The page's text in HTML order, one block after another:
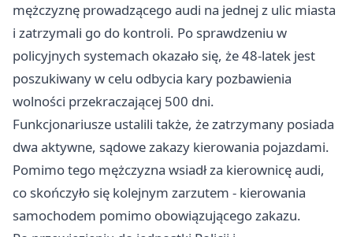
mężczyznę prowadzącego audi na jednej z ulic miasta
i zatrzymali go do kontroli. Po sprawdzeniu w
policyjnych systemach okazało się, że 48‑latek jest
poszukiwany w celu odbycia kary pozbawienia
wolności przekraczającej 500 dni.
Funkcjonariusze ustalili także, że zatrzymany posiada
dwa aktywne, sądowe zakazy kierowania pojazdami.
Pomimo tego mężczyzna wsiadł za kierownicę audi,
co skończyło się kolejnym zarzutem - kierowania
samochodem pomimo obowiązującego zakazu.